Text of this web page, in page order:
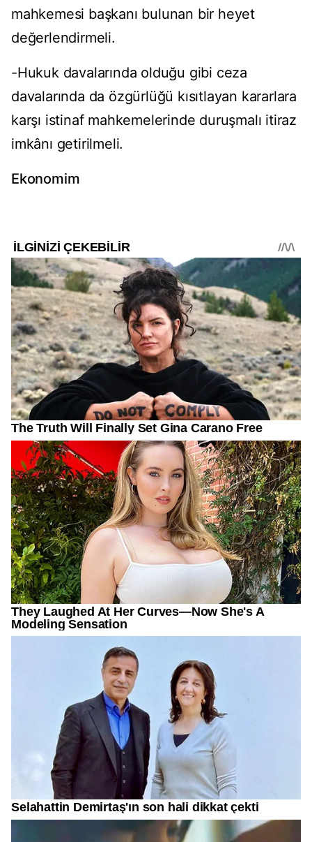
mahkemesi başkanı bulunan bir heyet
değerlendirmeli.
-Hukuk davalarında olduğu gibi ceza
davalarında da özgürlüğü kısıtlayan kararlara
karşı istinaf mahkemelerinde duruşmalı itiraz
imkânı getirilmeli.
Ekonomim